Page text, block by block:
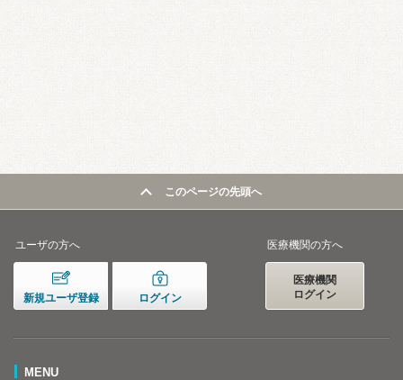
このページの先頭へ
ユーザの方へ
新規ユーザ登録 ログイン
医療機関の方へ
医療機関
ログイン
MENU